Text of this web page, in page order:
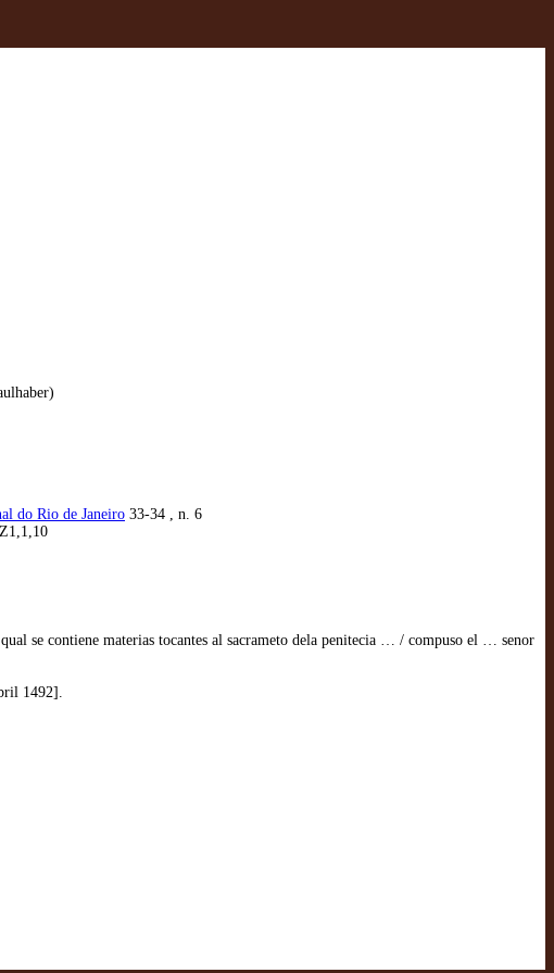
do Rio de Janeiro 33-34 , n. 6
se contiene materias tocantes al sacrameto dela penitecia … / compuso el … senor
1492].